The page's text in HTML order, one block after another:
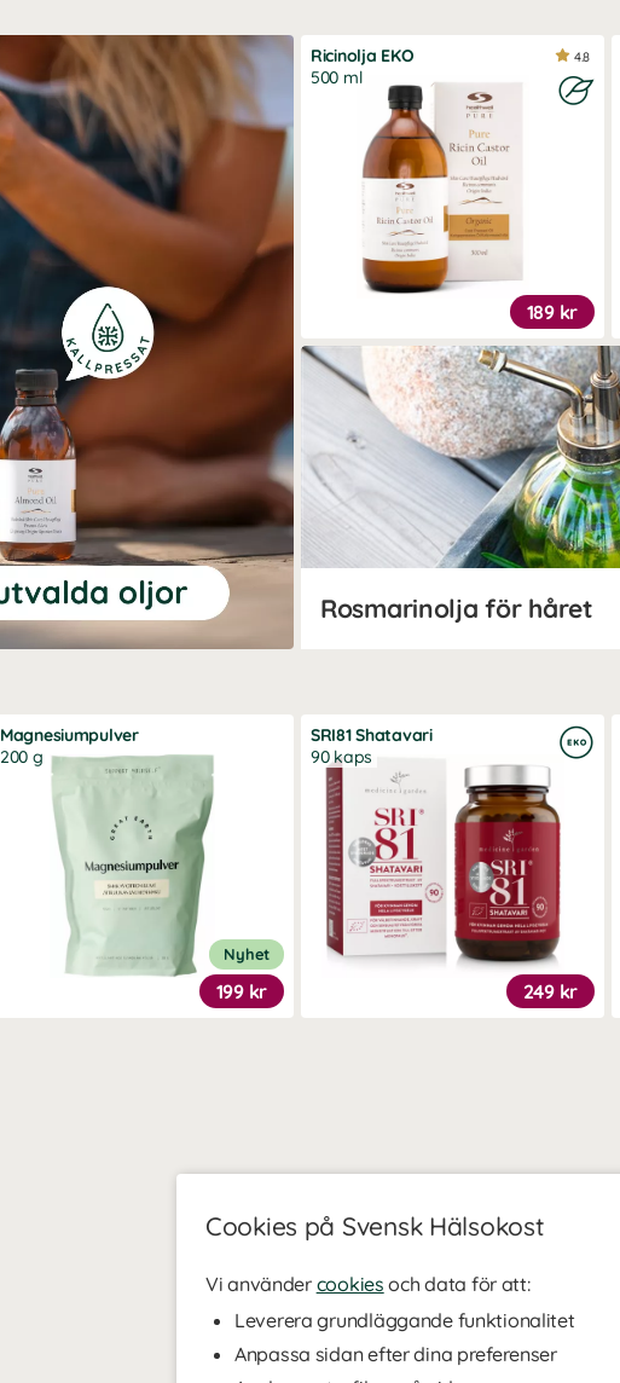
Cookies på Svensk Hälsokost
Vi använder cookies och data för att:
Leverera grundläggande funktionalitet
Anpassa sidan efter dina preferenser
Ricinolja EKO
500 ml
189 kr
4.8
Rosmarinolja för håret
Magnesiumpulver
200 g
Nyhet
199 kr
SRI81 Shatavari
90 kaps
249 kr